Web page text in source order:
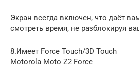
Экран всегда включен, что даёт
смотреть время, не разблокируя
8.Имеет Force Touch/3D Touch
Motorola Moto Z2 Force